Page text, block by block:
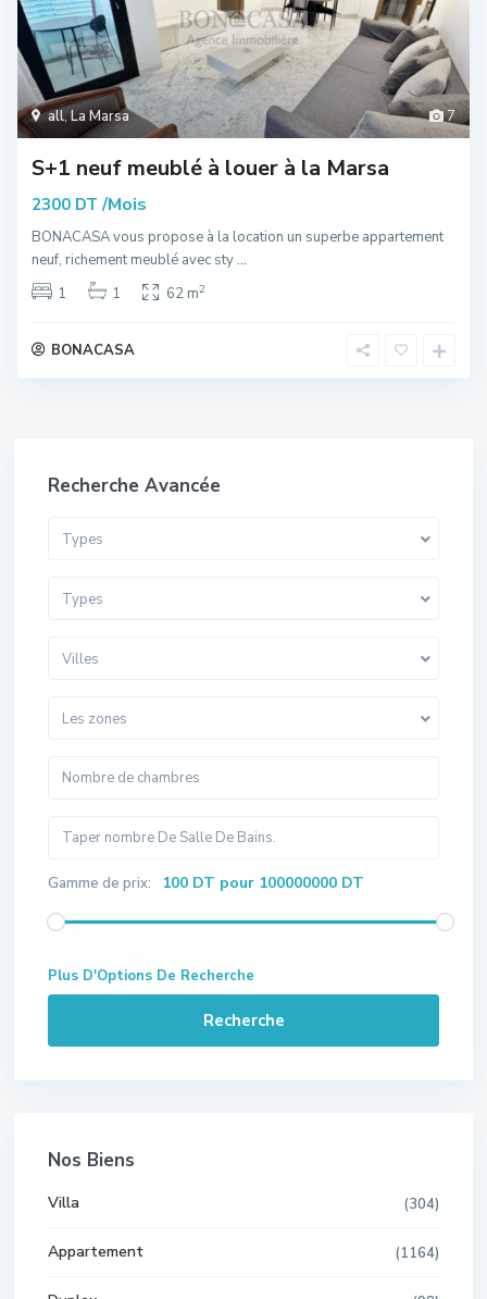
7
all,La Marsa
S+1 neuf meublé à louer à la Marsa
2300 DT /Mois
BONACASA vous propose à la location un superbe appartement
neuf, richement meublé avec sty...
1
1 62 m2
BONACASA
Recherche Avancée
Types
Types
Villes
Les zones
Gamme de prix: 100 DT pour 100000000 DT
Plus D'Options De Recherche
Recherche
Nos Biens
Villa (304)
Appartement (1164)